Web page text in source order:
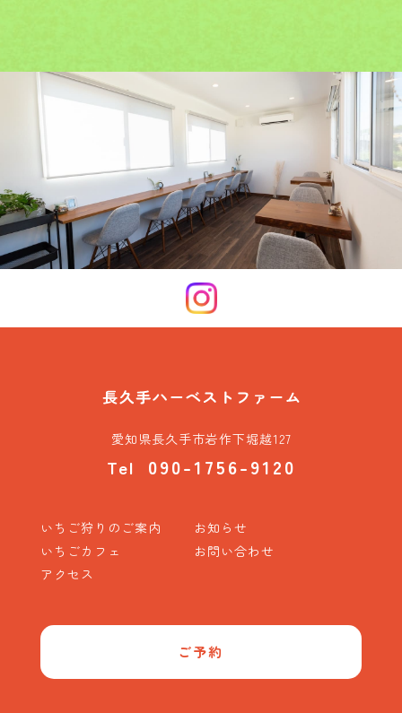
愛知県長久手市岩作下堀越127
Tel 090-1756-9120
いちご狩りのご案内
いちごカフェ
アクセス
お知らせ
お問い合わせ
ご予約